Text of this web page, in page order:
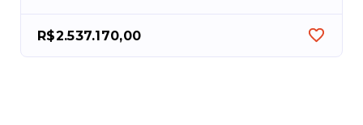
R$2.537.170,00